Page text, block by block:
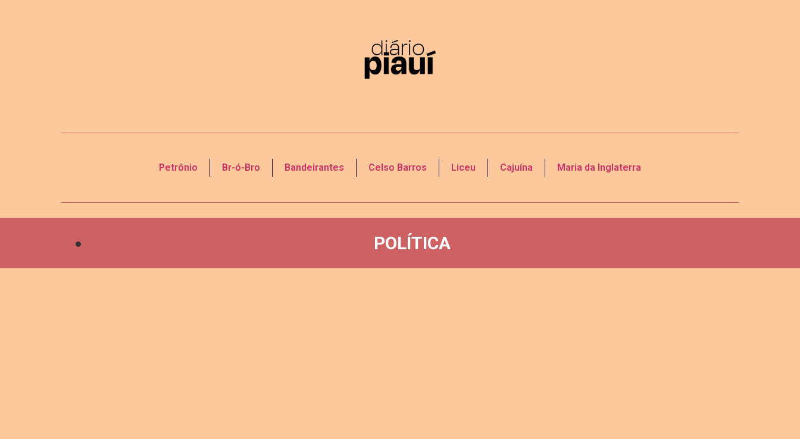
Petrônio Br-ó-Bro Bandeirantes Celso Barros Liceu Cajuína Maria da Inglaterra
POLÍTICA